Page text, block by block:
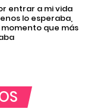
entrar a mi vida
lo esperaba,
que más